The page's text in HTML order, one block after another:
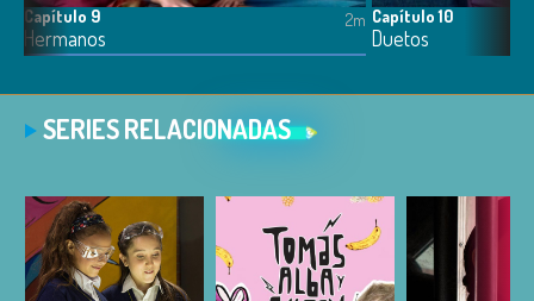
Capítulo 9
Hermanos
2m Capítulo 10
Duetos
SERIES RELACIONADAS